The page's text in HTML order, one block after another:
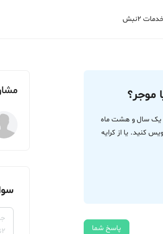
۲نبش
موجر؟
و یک سال و هشت ماه
کنید. یا از کرایه
پاسخ شما